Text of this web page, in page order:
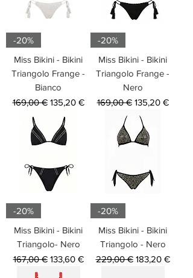
-20%
Miss Bikini - Bikini
Triangolo Frange -
Bianco
Prezzo regolare
169,00 € Prezzo scontato
135,20 €
-20%
Miss Bikini - Bikini
Triangolo Frange -
Nero
Prezzo regolare
169,00 € Prezzo scontato
135,20 €
-20%
Miss Bikini - Bikini
Triangolo- Nero
Prezzo regolare
167,00 € Prezzo scontato
133,60 €
-20%
Miss Bikini - Bikini
Triangolo - Nero
Prezzo regolare
229,00 € Prezzo scontato
183,20 €